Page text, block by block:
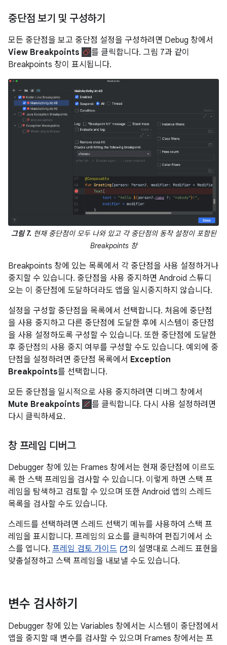
중단점 보기 및 구성하기
모든 중단점을 보고 중단점 설정을 구성하려면 Debug 창에서
View Breakpoints
를 클릭합니다. 그림 7과 같이
Breakpoints 창이 표시됩니다.
그림 7. 현재 중단점이 모두 나와 있고 각 중단점의 동작 설정이 포함된
Breakpoints 창
Breakpoints 창에 있는 목록에서 각 중단점을 사용 설정하거나
중지할 수 있습니다. 중단점을 사용 중지하면 Android 스튜디
오는 이 중단점에 도달하더라도 앱을 일시중지하지 않습니다.
설정을 구성할 중단점을 목록에서 선택합니다. 처음에 중단점
을 사용 중지하고 다른 중단점에 도달한 후에 시스템이 중단점
을 사용 설정하도록 구성할 수 있습니다. 또한 중단점에 도달한
후 중단점의 사용 중지 여부를 구성할 수도 있습니다. 예외에 중
단점을 설정하려면 중단점 목록에서 Exception
Breakpoints를 선택합니다.
모든 중단점을 일시적으로 사용 중지하려면 디버그 창에서
Mute Breakpoints
를 클릭합니다. 다시 사용 설정하려면
다시 클릭하세요.
창 프레임 디버그
Debugger 창에 있는 Frames 창에서는 현재 중단점에 이르도
록 한 스택 프레임을 검사할 수 있습니다. 이렇게 하면 스택 프
레임을 탐색하고 검토할 수 있으며 또한 Android 앱의 스레드
목록을 검사할 수도 있습니다.
스레드를 선택하려면 스레드 선택기 메뉴를 사용하여 스택 프
레임을 표시합니다. 프레임의 요소를 클릭하여 편집기에서 소
스를 엽니다. 프레임 검토 가이드
의 설명대로 스레드 표현을
맞춤설정하고 스택 프레임을 내보낼 수도 있습니다.
변수 검사하기
Debugger 창에 있는 Variables 창에서는 시스템이 중단점에서
앱을 중지할 때 변수를 검사할 수 있으며 Frames 창에서는 프